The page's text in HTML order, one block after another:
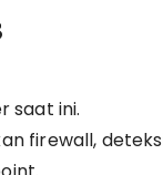
saat ini.
firewall,